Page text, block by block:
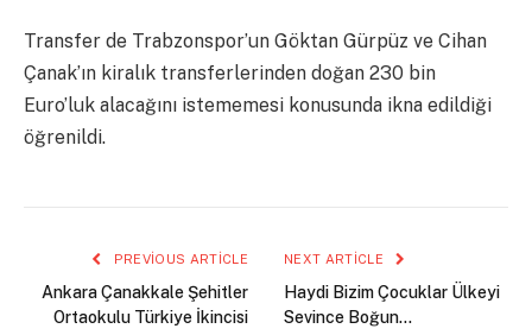
Transfer de Trabzonspor’un Göktan Gürpüz ve Cihan
Çanak’ın kiralık transferlerinden doğan 230 bin
Euro’luk alacağını istememesi konusunda ikna edildiği
öğrenildi.
PREVIOUS ARTICLE
Ankara Çanakkale Şehitler
Ortaokulu Türkiye İkincisi
NEXT ARTICLE
Haydi Bizim Çocuklar Ülkeyi
Sevince Boğun…